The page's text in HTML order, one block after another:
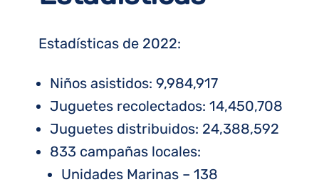
Estadísticas de 2022:
Niños asistidos: 9,984,917
Juguetes recolectados: 14,450,708
Juguetes distribuidos: 24,388,592
833 campañas locales:
Unidades Marinas – 138